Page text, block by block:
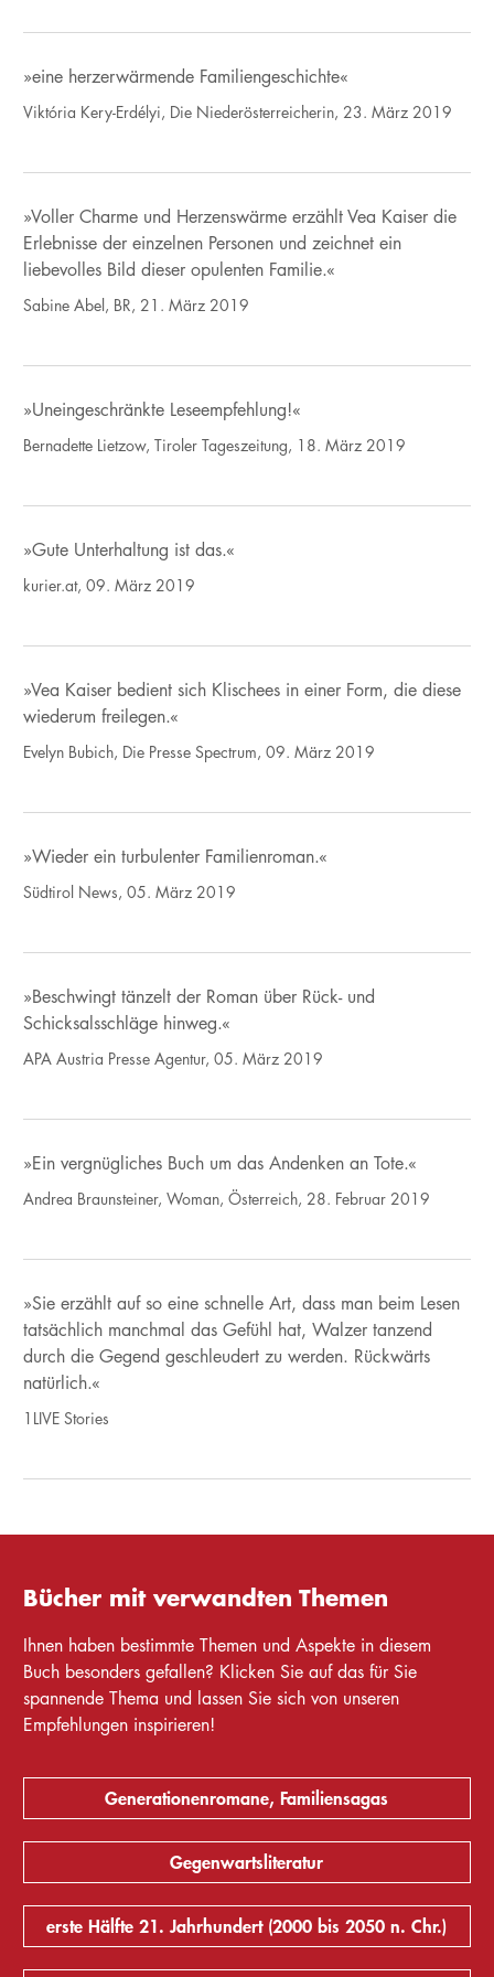
»eine herzerwärmende Familiengeschichte«
Viktória Kery-Erdélyi, Die Niederösterreicherin, 23. März 2019
»Voller Charme und Herzenswärme erzählt Vea Kaiser die
Erlebnisse der einzelnen Personen und zeichnet ein
liebevolles Bild dieser opulenten Familie.«
Sabine Abel, BR, 21. März 2019
»Uneingeschränkte Leseempfehlung!«
Bernadette Lietzow, Tiroler Tageszeitung, 18. März 2019
»Gute Unterhaltung ist das.«
kurier.at, 09. März 2019
»Vea Kaiser bedient sich Klischees in einer Form, die diese
wiederum freilegen.«
Evelyn Bubich, Die Presse Spectrum, 09. März 2019
»Wieder ein turbulenter Familienroman.«
Südtirol News, 05. März 2019
»Beschwingt tänzelt der Roman über Rück- und
Schicksalsschläge hinweg.«
APA Austria Presse Agentur, 05. März 2019
»Ein vergnügliches Buch um das Andenken an Tote.«
Andrea Braunsteiner, Woman, Österreich, 28. Februar 2019
»Sie erzählt auf so eine schnelle Art, dass man beim Lesen
tatsächlich manchmal das Gefühl hat, Walzer tanzend
durch die Gegend geschleudert zu werden. Rückwärts
natürlich.«
1LIVE Stories
Bücher mit verwandten Themen
Ihnen haben bestimmte Themen und Aspekte in diesem
Buch besonders gefallen? Klicken Sie auf das für Sie
spannende Thema und lassen Sie sich von unseren
Empfehlungen inspirieren!
Generationenromane, Familiensagas
Gegenwartsliteratur
erste Hälfte 21. Jahrhundert (2000 bis 2050 n. Chr.)